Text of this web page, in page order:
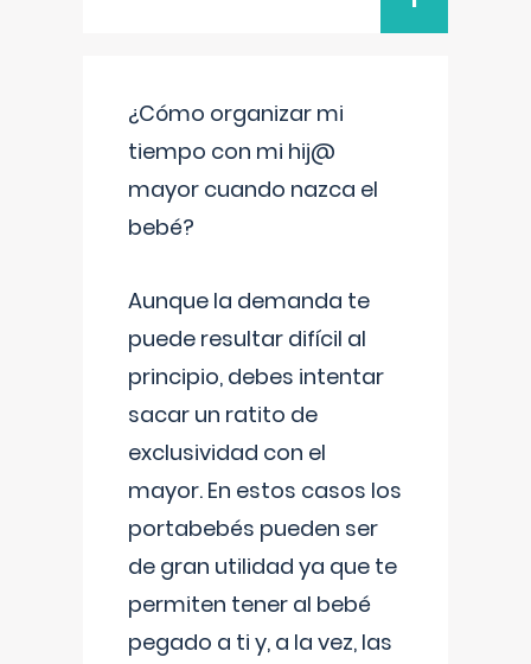
¿Cómo organizar mi
tiempo con mi hij@
mayor cuando nazca el
bebé?
Aunque la demanda te
puede resultar difícil al
principio, debes intentar
sacar un ratito de
exclusividad con el
mayor. En estos casos los
portabebés pueden ser
de gran utilidad ya que te
permiten tener al bebé
pegado a ti y, a la vez, las